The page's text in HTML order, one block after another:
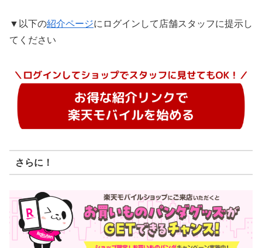
▼以下の紹介ページにログインして店舗スタッフに提示し
てください
さらに！